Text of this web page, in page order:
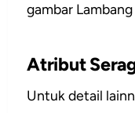
gambar
Atribut
Untuk detail